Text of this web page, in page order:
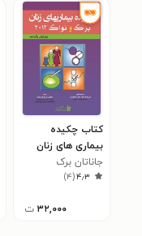
کتاب چکیده
بیماری های زنان
برک و نواک ۲۰۱۲
جاناتان برک
۴٫۳(۴)
۳۲,۰۰۰ ت